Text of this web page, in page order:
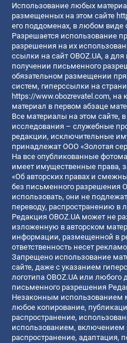
Использование любых
размещенных на этом сайте
его поддоменах, в любом виде
Разрешается использование
разрешения на их
ссылки на сайт OBOZ.UA, а
получении письменного
обязательном размещении
систем, гиперссылки на
https://www.obozrevatel.com, на
материал в первом абзаце
Все материалы на этом сайте,
исследования – служебные
редакции, исключительные
принадлежат ООО «Золотая
На все опубликованные
имеет имущественные права,
«Об авторских правах и
без письменного разрешения
использовать, они не
переводу, распространению в
Редакция OBOZ.UA может не
изложенную в авторском
информации, размещенной в
ответственность несет
Запрещено использование
сайте, даже с указанием
логотипа OBOZ.UA или любого
письменного разрешения
Незаконным использованием
любое копирование,
распространение,
использованием, включением
распространение, адаптация,